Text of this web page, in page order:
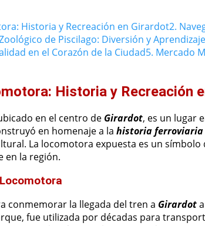
Historia y Recreación en Girardot2.
de Piscilago: Diversión y
en el Corazón de la Ciudad5. Mercado
Historia y Recreación
en el centro de Girardot, es un lugar
en homenaje a la historia ferroviaria
La locomotora expuesta es un
en la región.
conmemorar la llegada del tren a Girardot
fue utilizada por décadas para